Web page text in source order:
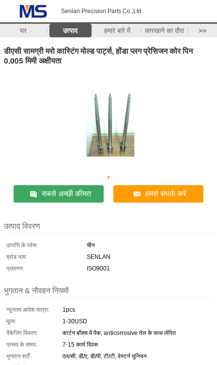
Senlan Precision Parts Co.,Ltd.
घर उत्पाद हमारे बारे में कारखाने का दौरा >>
डीएसी सामग्री मरो कास्टिंग मोल्ड पार्ट्स, होंडा प्लग प्रेसिजन कोर पिन
0.005 मिमी अक्षीयता
सबसे अच्छी कीमत हमसे संपर्क करें
उत्पाद विवरण
उत्पत्ति के प्लेस:
चीन
ब्रांड नाम:
SENLAN
प्रमाणन:
ISO9001
भुगतान & नौवहन नियमों
न्यूनतम आदेश मात्रा:
1pcs
मूल्य:
1-30USD
पैकेजिंग विवरण:
कार्टन बॉक्स में पैक, anticorrosive तेल के साथ लेपित
प्रसव के समय:
7-15 कार्य दिवस
भुगतान शर्तें:
एल/सी, डी/ए, डी/पी, टी/टी, वेस्टर्न यूनियन